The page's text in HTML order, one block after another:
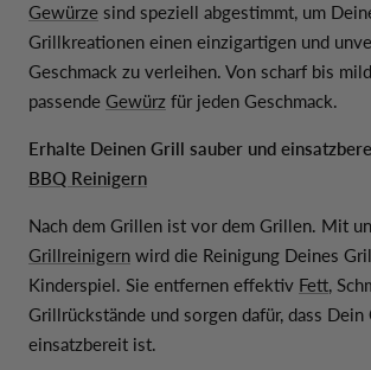
Gewürze sind speziell abgestimmt, um
Grillkreationen einen einzigartigen und
Geschmack zu verleihen. Von scharf bis
passende Gewürz für jeden Geschmack.
Erhalte Deinen Grill sauber und
BBQ Reinigern
Nach dem Grillen ist vor dem Grillen. Mit
Grillreinigern wird die Reinigung Deines
Kinderspiel. Sie entfernen effektiv Fett,
Grillrückstände und sorgen dafür, dass
einsatzbereit ist.